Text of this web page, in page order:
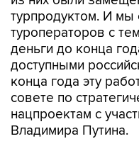
турпродуктом. И
туроператоров с
деньги до конца
доступными
конца года эту
совете по
нацпроектам с
Владимира Путина.